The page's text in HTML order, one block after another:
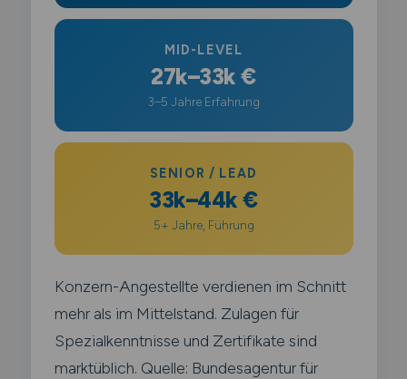
MID-LEVEL
27k–33k €
3–5 Jahre Erfahrung
SENIOR / LEAD
33k–44k €
5+ Jahre, Führung
Konzern-Angestellte verdienen im Schnitt
mehr als im Mittelstand. Zulagen für
Spezialkenntnisse und Zertifikate sind
marktüblich. Quelle: Bundesagentur für